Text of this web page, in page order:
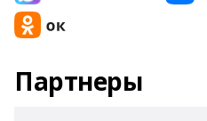
Партнеры